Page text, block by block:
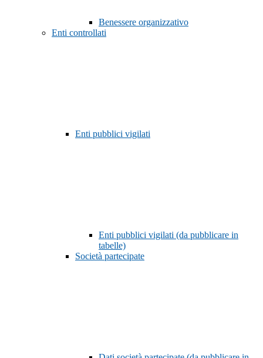
Benessere organizzativo
Enti controllati
Enti pubblici vigilati
Enti pubblici vigilati (da pubblicare in
tabelle)
Società partecipate